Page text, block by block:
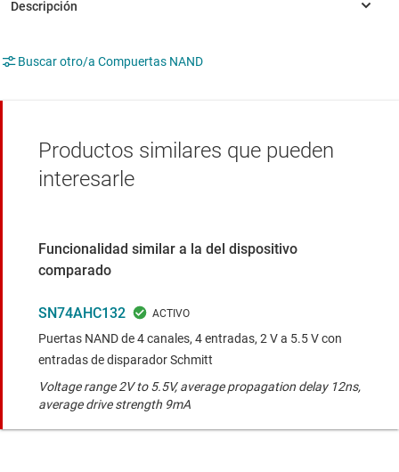
Buscar otro/a Compuertas NAND
Productos similares que pueden
interesarle
Funcionalidad similar a la del dispositivo
comparado
SN74AHC132
Puertas NAND de 4 canales, 4 entradas, 2 V a 5.5 V con
entradas de disparador Schmitt
Voltage range 2V to 5.5V, average propagation delay 12ns,
average drive strength 9mA